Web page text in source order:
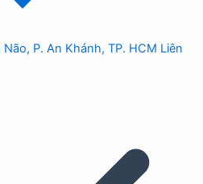
P. An Khánh, TP. HCM Liên